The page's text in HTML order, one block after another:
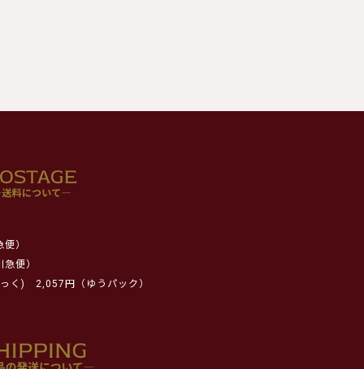
）
便）
く)
2,057円（ゆうパック）